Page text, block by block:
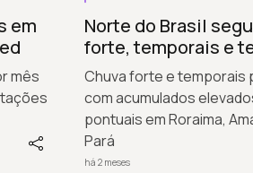
em
mês
Norte do Brasil
forte, temporais e
Chuva forte e temporais
com acumulados
pontuais em Roraima,
Pará
há 2 meses